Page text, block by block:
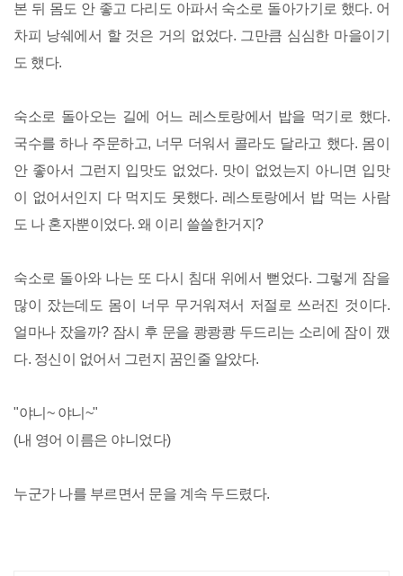
본 뒤 몸도 안 좋고 다리도 아파서 숙소로 돌아가기로 했다. 어
차피 낭쉐에서 할 것은 거의 없었다. 그만큼 심심한 마을이기
도 했다.
숙소로 돌아오는 길에 어느 레스토랑에서 밥을 먹기로 했다.
국수를 하나 주문하고, 너무 더워서 콜라도 달라고 했다. 몸이
안 좋아서 그런지 입맛도 없었다. 맛이 없었는지 아니면 입맛
이 없어서인지 다 먹지도 못했다. 레스토랑에서 밥 먹는 사람
도 나 혼자뿐이었다. 왜 이리 쓸쓸한거지?
숙소로 돌아와 나는 또 다시 침대 위에서 뻗었다. 그렇게 잠을
많이 잤는데도 몸이 너무 무거워져서 저절로 쓰러진 것이다.
얼마나 잤을까? 잠시 후 문을 쾅쾅쾅 두드리는 소리에 잠이 깼
다. 정신이 없어서 그런지 꿈인줄 알았다.
"야니~ 야니~"
(내 영어 이름은 야니었다)
누군가 나를 부르면서 문을 계속 두드렸다.